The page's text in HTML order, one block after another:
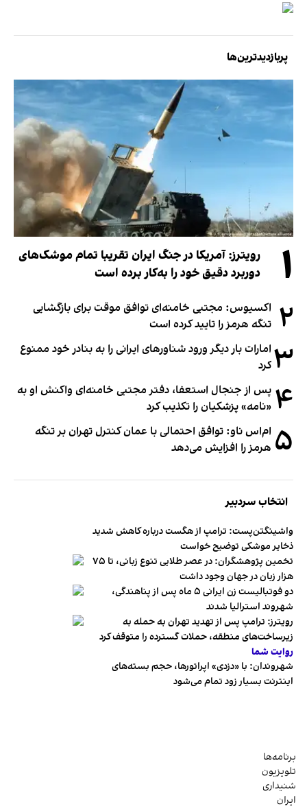
پربازدیدترین‌ها
۱
رویترز: آمریکا در جنگ ایران تقریبا تمام موشک‌های
دوربرد دقیق خود را به‌کار برده است
۲ اکسیوس: مجتبی خامنه‌ای توافق موقت برای بازگشایی
تنگه هرمز را تایید کرده است
۳ امارات بار دیگر ورود شناورهای ایرانی را به بنادر خود ممنوع
کرد
۴ پس از جنجال استعفا، دفتر مجتبی خامنه‌ای واکنش او به
«نامه» پزشکیان را تکذیب کرد
۵ ام‌اس ناو: توافق احتمالی با عمان کنترل تهران بر تنگه
هرمز را افزایش می‌دهد
انتخاب سردبیر
واشینگتن‌پست: ترامپ از هگست درباره کاهش شدید
ذخایر موشکی توضیح خواست
تخمین پژوهشگران: در عصر طلایی تنوع زبانی، تا ۷۵
هزار زبان در جهان وجود داشت
دو فوتبالیست زن ایرانی ۵ ماه پس از پناهندگی،
شهروند استرالیا شدند
رویترز: ترامپ پس از تهدید تهران به حمله به
زیرساخت‌های منطقه، حملات گسترده را متوقف کرد
روایت شما
شهروندان:‌ با «دزدی» اپراتورها، حجم بسته‌های
اینترنت بسیار زود تمام می‌شود
برنامه‌ها
تلویزیون
شنیداری
ایران